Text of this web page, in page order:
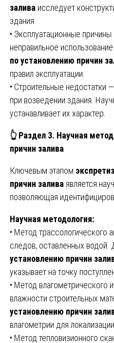
залива исследует
здания.
• Эксплуатационные
неправильное использование
по установлению причин
правил эксплуатации.
• Строительные
при возведении здания.
устанавливает их характер.
👆 Раздел 3. Научная
причин залива
Ключевым этапом
причин залива является
позволяющая
Научная методология:
• Метод трассологического
следов, оставленных водой.
установлению причин
указывает на точку
• Метод влагометрического
влажности строительных
установлению причин
влагометрии для
• Метод тепловизионного